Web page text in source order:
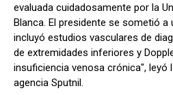
evaluada cuidadosamente por la
Blanca. El presidente se sometió a
incluyó estudios vasculares de
de extremidades inferiores y
insuficiencia venosa crónica", leyó
agencia Sputnil.